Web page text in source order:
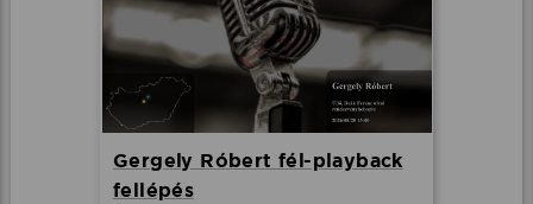
Gergely Róbert fél-playback
fellépés